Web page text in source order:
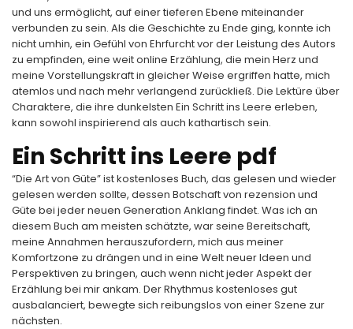
und uns ermöglicht, auf einer tieferen Ebene miteinander
verbunden zu sein. Als die Geschichte zu Ende ging, konnte ich
nicht umhin, ein Gefühl von Ehrfurcht vor der Leistung des Autors
zu empfinden, eine weit online Erzählung, die mein Herz und
meine Vorstellungskraft in gleicher Weise ergriffen hatte, mich
atemlos und nach mehr verlangend zurückließ. Die Lektüre über
Charaktere, die ihre dunkelsten Ein Schritt ins Leere erleben,
kann sowohl inspirierend als auch kathartisch sein.
Ein Schritt ins Leere pdf
“Die Art von Güte” ist kostenloses Buch, das gelesen und wieder
gelesen werden sollte, dessen Botschaft von rezension und
Güte bei jeder neuen Generation Anklang findet. Was ich an
diesem Buch am meisten schätzte, war seine Bereitschaft,
meine Annahmen herauszufordern, mich aus meiner
Komfortzone zu drängen und in eine Welt neuer Ideen und
Perspektiven zu bringen, auch wenn nicht jeder Aspekt der
Erzählung bei mir ankam. Der Rhythmus kostenloses gut
ausbalanciert, bewegte sich reibungslos von einer Szene zur
nächsten.